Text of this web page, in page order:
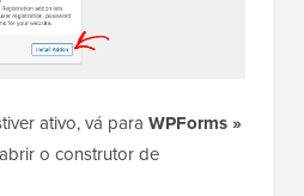
ativo, vá para WPForms »
o construtor de